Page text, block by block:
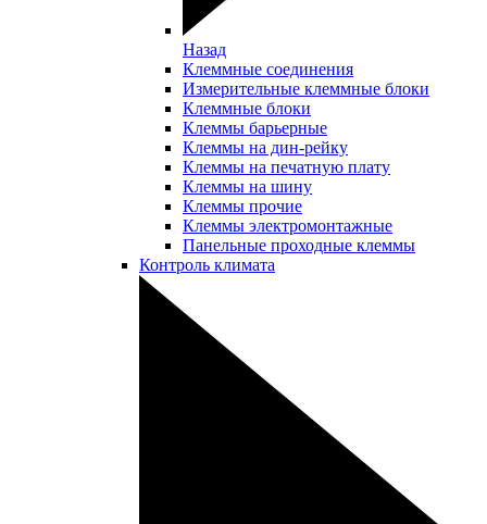
Назад
Клеммные соединения
Измерительные клеммные блоки
Клеммные блоки
Клеммы барьерные
Клеммы на дин-рейку
Клеммы на печатную плату
Клеммы на шину
Клеммы прочие
Клеммы электромонтажные
Панельные проходные клеммы
Контроль климата